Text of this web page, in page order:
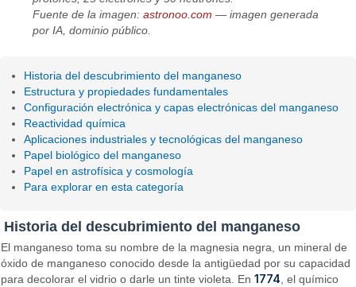
Fuente de la imagen:astronoo.com — imagen generada
por IA, dominio público.
Historia del descubrimiento del manganeso
Estructura y propiedades fundamentales
Configuración electrónica y capas electrónicas del manganeso
Reactividad química
Aplicaciones industriales y tecnológicas del manganeso
Papel biológico del manganeso
Papel en astrofísica y cosmología
Para explorar en esta categoría
Historia del descubrimiento del manganeso
El manganeso toma su nombre de la magnesia negra, un mineral de
óxido de manganeso conocido desde la antigüedad por su capacidad
para decolorar el vidrio o darle un tinte violeta. En1774 , el químico